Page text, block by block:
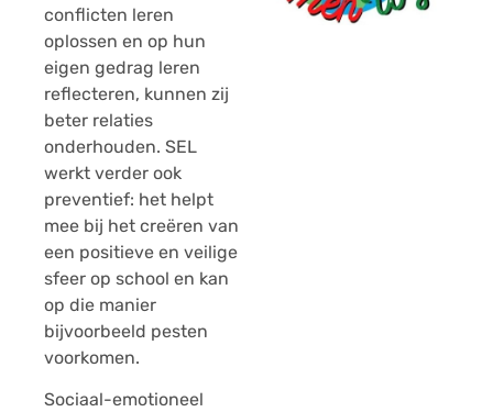
conflicten leren
oplossen en op hun
eigen gedrag leren
reflecteren, kunnen zij
beter relaties
onderhouden. SEL
werkt verder ook
preventief: het helpt
mee bij het creëren van
een positieve en veilige
sfeer op school en kan
op die manier
bijvoorbeeld pesten
voorkomen.
Sociaal-emotioneel